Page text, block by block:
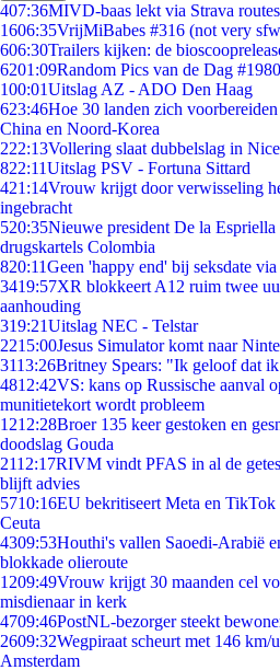
407:36MIVD-baas lekt via Strava
1606:35VrijMiBabes #316 (not very
606:30Trailers kijken: de
6201:09Random Pics van de Dag #1980
100:01Uitslag AZ - ADO Den Haag
623:46Hoe 30 landen zich
China en Noord-Korea
222:13Vollering slaat dubbelslag in
822:11Uitslag PSV - Fortuna Sittard
421:14Vrouw krijgt door verwisseling
ingebracht
520:35Nieuwe president De la Espriella
drugskartels Colombia
820:11Geen 'happy end' bij seksdate
3419:57XR blokkeert A12 ruim twee
aanhouding
319:21Uitslag NEC - Telstar
2215:00Jesus Simulator komt naar
3113:26Britney Spears: "Ik geloof dat
4812:42VS: kans op Russische aanval
munitietekort wordt probleem
1212:28Broer 135 keer gestoken en
doodslag Gouda
2112:17RIVM vindt PFAS in al de
blijft advies
5710:16EU bekritiseert Meta en
Ceuta
4309:53Houthi's vallen Saoedi-Arabië
blokkade olieroute
1209:49Vrouw krijgt 30 maanden cel
misdienaar in kerk
4709:46PostNL-bezorger steekt
2609:32Wegpiraat scheurt met 146 km/
Amsterdam